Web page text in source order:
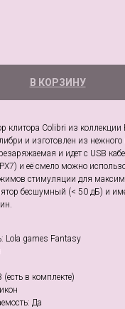
В КОРЗИНУ
клитора Colibri из
и изготовлен из нежного
и идет с USB
и её смело можно
стимуляции для
бесшумный (< 50 дБ) и
Lola games Fantasy
(есть в комплекте)
Да